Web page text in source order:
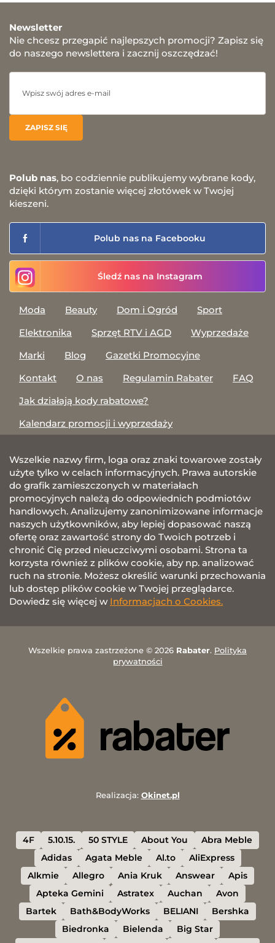
Newsletter
Nie chcesz przegapić najlepszych promocji? Zapisz się
do naszego newslettera i zacznij oszczędzać!
Polub nas, bo codziennie publikujemy wybrane kody,
dzięki którym zostanie więcej złotówek w Twojej
kieszeni.
Polub nas na Facebooku
Śledź nas na Instagram
Moda Beauty Dom i Ogród
Sport
Elektronika
Sprzęt RTV i AGD
Wyprzedaże
Marki
Blog
Gazetki Promocyjne
Kontakt
O nas Regulamin Rabater
FAQ
Jak działają kody rabatowe?
Kalendarz promocji i wyprzedaży
Wszelkie nazwy firm, loga oraz znaki towarowe zostały
użyte tylko w celach informacyjnych. Prawa autorskie
do grafik zamieszczonych w materiałach
promocyjnych należą do odpowiednich podmiotów
handlowych. Analizujemy zanonimizowane informacje
naszych użytkowników, aby lepiej dopasować naszą
ofertę oraz zawartość strony do Twoich potrzeb i
chronić Cię przed nieuczciwymi osobami. Strona ta
korzysta również z plików cookie, aby np. analizować
ruch na stronie. Możesz określić warunki przechowania
lub dostęp plików cookie w Twojej przeglądarce.
Dowiedz się więcej w Informacjach o Cookies.
Wszelkie prawa zastrzeżone © 2026 Rabater. Polityka
prywatności
Realizacja: Okinet.pl
4F 5.10.15. 50 STYLE About You
Abra Meble
Adidas
Agata Meble Al.to
AliExpress
Alkmie
Allegro Ania Kruk Answear
Apis
Apteka Gemini
Astratex Auchan
Avon
Bartek
Bath&BodyWorks BELIANI
Bershka
Biedronka
Bielenda
Big Star